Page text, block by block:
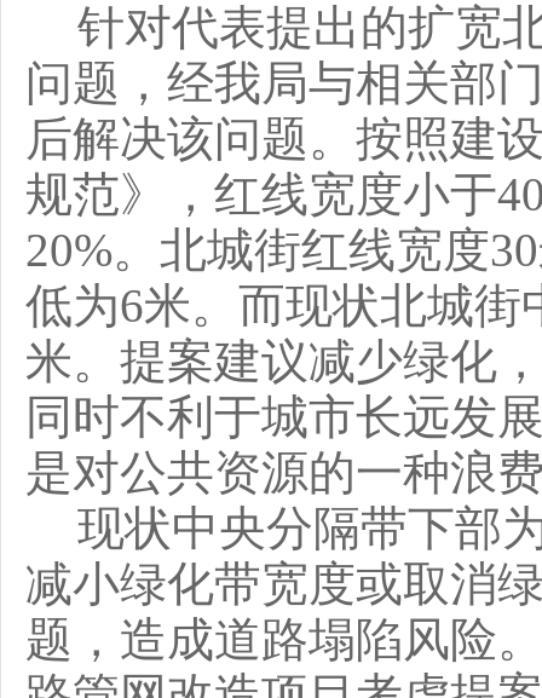
针对代表提出的扩宽
问题，经我局与相关部
后解决该问题。 按照建
规范》，红线宽度小于
20%。北城街红线宽度
低为6米。而现状北城
米。提案建议减少绿化
同时不利于城市长远发
是对公共资源的一种浪
现状中央分隔带下部
减小绿化带宽度或取消
题，造成道路塌陷风险